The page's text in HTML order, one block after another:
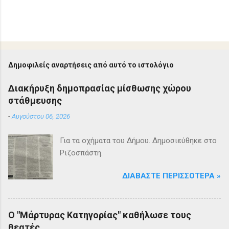
Δημοφιλείς αναρτήσεις από αυτό το ιστολόγιο
Διακήρυξη δημοπρασίας μίσθωσης χώρου
στάθμευσης
-Αυγούστου 06, 2026
Για τα οχήματα του Δήμου. Δημοσιεύθηκε στο
Ριζοσπάστη.
ΔΙΑΒΆΣΤΕ ΠΕΡΙΣΣΌΤΕΡΑ »
Ο "Μάρτυρας Κατηγορίας" καθήλωσε τους